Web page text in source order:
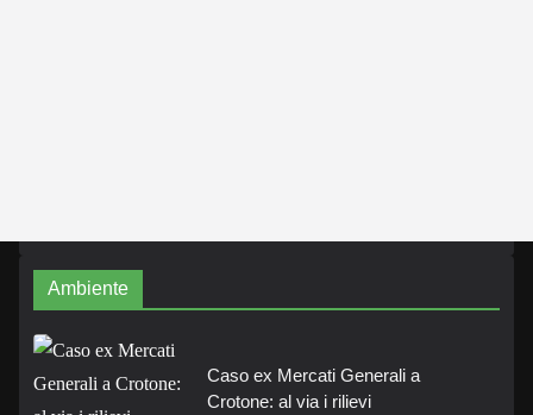
Ambiente
Caso ex Mercati Generali a
Crotone: al via i rilievi